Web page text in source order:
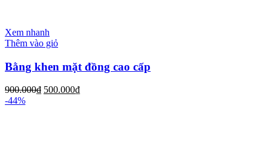
Xem nhanh
Thêm vào giỏ
Bằng khen mặt đồng cao cấp
900.000₫ 500.000₫
-44%